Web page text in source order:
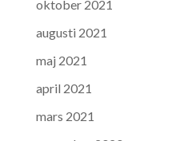
oktober 2021
augusti 2021
maj 2021
april 2021
mars 2021